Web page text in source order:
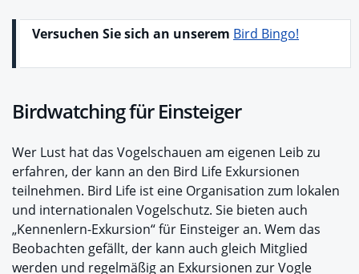
Versuchen Sie sich an unserem Bird Bingo!
Birdwatching für Einsteiger
Wer Lust hat das Vogelschauen am eigenen Leib zu
erfahren, der kann an den Bird Life Exkursionen
teilnehmen. Bird Life ist eine Organisation zum lokalen
und internationalen Vogelschutz. Sie bieten auch
„Kennenlern-Exkursion“ für Einsteiger an. Wem das
Beobachten gefällt, der kann auch gleich Mitglied
werden und regelmäßig an Exkursionen zur Vogle